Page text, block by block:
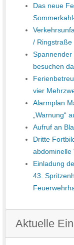
Das neue
/ Ringstraße
Spannender
besuchen
vier
Alarmplan
„Warnung“
Aufruf an
Dritte
abdominelle
Einladung
43.
Aktuelle